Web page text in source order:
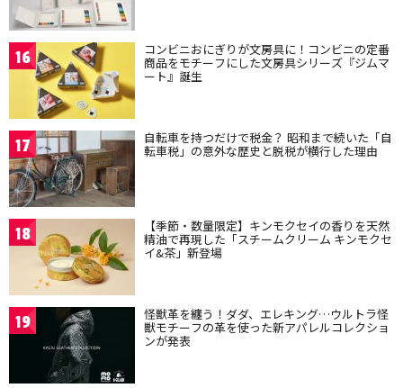
16 コンビニおにぎりが文房具に！コンビニの定番
商品をモチーフにした文房具シリーズ『ジムマ
ート』誕生
17 自転車を持つだけで税金？ 昭和まで続いた「自
転車税」の意外な歴史と脱税が横行した理由
18 【季節・数量限定】キンモクセイの香りを天然
精油で再現した「スチームクリーム キンモクセ
イ&茶」新登場
19 怪獣革を纏う！ダダ、エレキング…ウルトラ怪
獣モチーフの革を使った新アパレルコレクショ
ンが発表